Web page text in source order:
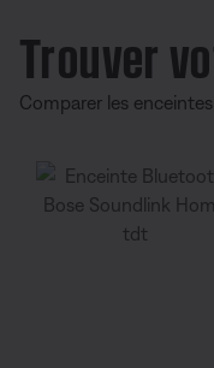
Trouver
Comparer les